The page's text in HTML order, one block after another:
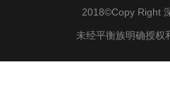
2018©Copy Right
未经平衡族明确授权